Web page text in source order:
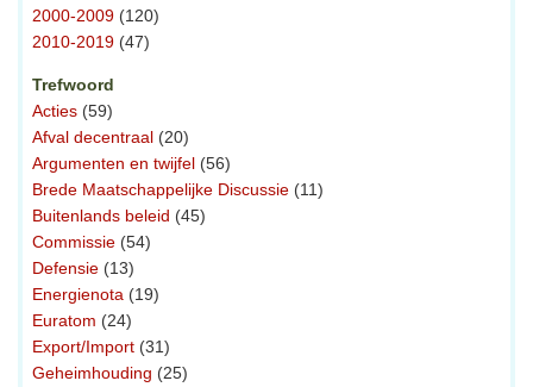
2000-2009 (120)
2010-2019 (47)
Trefwoord
Acties (59)
Afval decentraal (20)
Argumenten en twijfel (56)
Brede Maatschappelijke Discussie (11)
Buitenlands beleid (45)
Commissie (54)
Defensie (13)
Energienota (19)
Euratom (24)
Export/Import (31)
Geheimhouding (25)